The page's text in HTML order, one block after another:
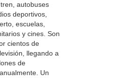
autobuses
deportivos,
escuelas,
y cines. Son
cientos de
llegando a
de
Un